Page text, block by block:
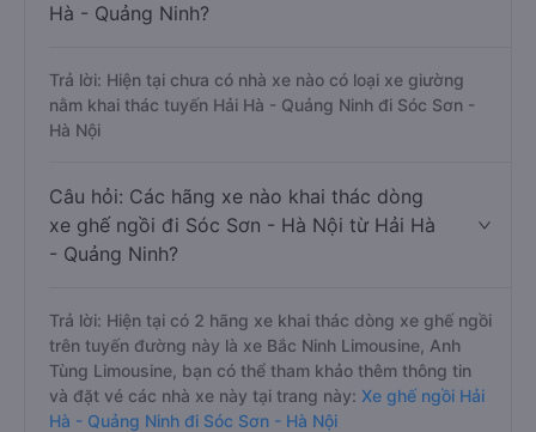
Hà - Quảng Ninh?
Trả lời: Hiện tại chưa có nhà xe nào có loại xe giường
nằm khai thác tuyến Hải Hà - Quảng Ninh đi Sóc Sơn -
Hà Nội
Câu hỏi: Các hãng xe nào khai thác dòng
xe ghế ngồi đi Sóc Sơn - Hà Nội từ Hải Hà
- Quảng Ninh?
Trả lời: Hiện tại có 2 hãng xe khai thác dòng xe ghế ngồi
trên tuyến đường này là xe Bắc Ninh Limousine, Anh
Tùng Limousine, bạn có thể tham khảo thêm thông tin
và đặt vé các nhà xe này tại trang này: Xe ghế ngồi Hải
Hà - Quảng Ninh đi Sóc Sơn - Hà Nội